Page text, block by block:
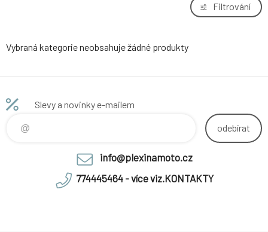
Filtrování
Vybraná kategorie neobsahuje žádné produkty
Slevy a novinky e-mailem
odebírat
info@plexinamoto.cz
774445464 - více viz.KONTAKTY